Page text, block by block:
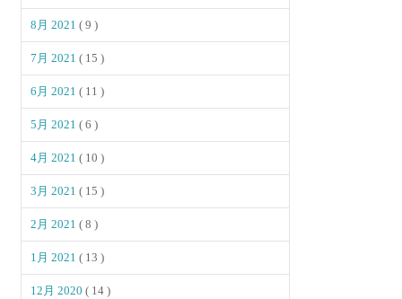
8月 2021( 9 )
7月 2021( 15 )
6月 2021( 11 )
5月 2021( 6 )
4月 2021( 10 )
3月 2021( 15 )
2月 2021( 8 )
1月 2021( 13 )
12月 2020( 14 )